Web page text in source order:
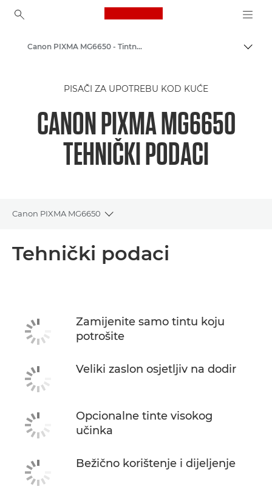
Canon Logo, back to
Pisači tvrtke Canon
Canon PIXMA MG6650 - Tintni fotopisači
PISAČI ZA UPOTREBU KOD KUĆE
CANON PIXMA MG6650
TEHNIČKI PODACI
Canon PIXMA MG6650
Toggle breadcrumbs
KUPITE TINTU
Tehnički podaci
Zamijenite samo tintu koju
potrošite
Veliki zaslon osjetljiv na dodir
Opcionalne tinte visokog
učinka
Bežično korištenje i dijeljenje